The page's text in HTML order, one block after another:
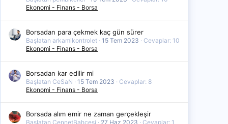
Ekonomi - Finans - Borsa
Borsadan para çekmek kaç gün sürer
Başlatan arkamikontrolet 15 Tem 2023
Cevaplar: 10
Ekonomi - Finans - Borsa
Borsadan kar edilir mi
Başlatan CeSaN 15 Tem 2023
Cevaplar: 8
Ekonomi - Finans - Borsa
Borsada alım emir ne zaman gerçekleşir
Başlatan CennetBahcesi 27 Haz 2023
Cevaplar: 1